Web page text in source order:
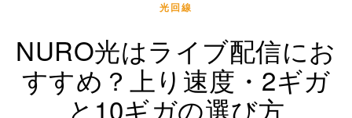
光回線
NURO光はライブ配信にお
すすめ？上り速度・2ギガ
と10ギガの選び方